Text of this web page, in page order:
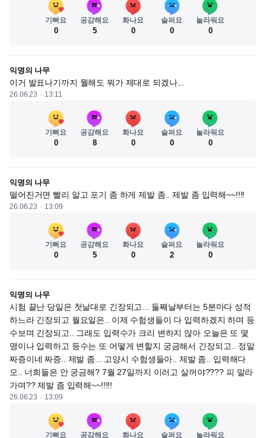
기뻐요
0
공감해요
5
화나요
0
슬퍼요
0
놀라워요
0
익명의 나무
이거 발표나기까지 뭘해도 뭐가 제대로 되겠나...
26.06.23 13:11
기뻐요
0
공감해요
8
화나요
0
슬퍼요
0
놀라워요
0
익명의 나무
떨어진거면 빨리 알고 포기 좀 하게 제발 좀.. 제발 좀 입력해~~!!!!
26.06.23 13:09
기뻐요
0
공감해요
5
화나요
0
슬퍼요
2
놀라워요
0
익명의 나무
시험 끝난 당일은 첫날대로 긴장되고... 둘째날부터는 5분마다 성적
하느라 긴장되고 월요일은.. 이제 수험생들이 다 입력하겠지 하며 등
수보며 긴장되고.. 그래도 입력수가 크리 변하지 않아 오늘은 또 몇
명이나 입력하고 등수는 또 어떻게 변할지 궁금해서 긴장되고.. 정말
짜증이네 짜증.. 제발 좀... 고양시 수험생들아.. 제발 좀.. 입력해다
오.. 너희들은 안 궁금해? 7월 27일까지 이러고 살꺼야???? 피 말라
가며?? 제발 좀 입력해~~!!!!!
26.06.23 13:09
기뻐요 공감해요 화나요 슬퍼요 놀라워요